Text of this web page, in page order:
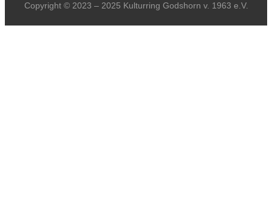
Copyright © 2023 – 2025 Kulturring Godshorn v. 1963 e.V.